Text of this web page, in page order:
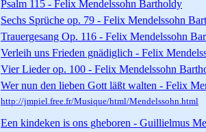
Psalm 115 - Felix Mendelssohn Bartholdy
Sechs Sprüche op. 79 - Felix Mendelssohn
Trauergesang Op. 116 - Felix Mendelssohn
Verleih uns Frieden gnädiglich - Felix
Vier Lieder op. 100 - Felix Mendelssohn
Wer nun den lieben Gott läßt walten - Felix
http://jmpiel.free.fr/Musique/html/Mendelssohn.html
Een kindeken is ons gheboren - Guillielmus